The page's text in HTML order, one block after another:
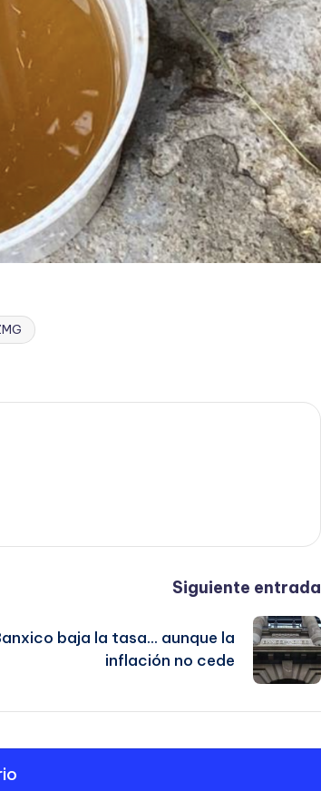
Siguiente entrada
baja la tasa… aunque la
inflación no cede